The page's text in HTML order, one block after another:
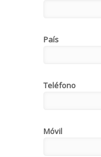
País
Teléfono
Móvil